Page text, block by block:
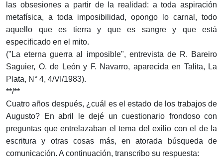
las obsesiones a partir de la realidad: a toda aspiración
metafísica, a toda imposibilidad, opongo lo carnal, todo
aquello que es tierra y que es sangre y que está
especificado en el mito.
("La eterna guerra al imposible", entrevista de R. Bareiro
Saguier, O. de León y F. Navarro, aparecida en Talita, La
Plata, N° 4, 4/VI/1983).
**/**
Cuatro años después, ¿cuál es el estado de los trabajos de
Augusto? En abril le dejé un cuestionario frondoso con
preguntas que entrelazaban el tema del exilio con el de la
escritura y otras cosas más, en atorada búsqueda de
comunicación. A continuación, transcribo su respuesta: